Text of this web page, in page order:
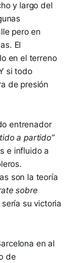
y largo del
pero en
El
en el terreno
si todo
de presión
entrenador
a partido”
e influido a
son la teoría
sobre
su victoria
en al
de